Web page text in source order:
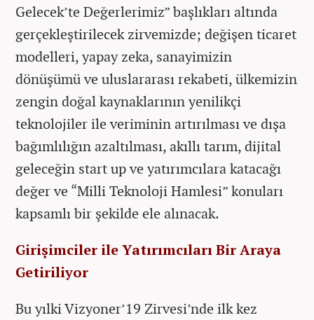
Gelecek’te Değerlerimiz” başlıkları altında
gerçekleştirilecek zirvemizde; değişen ticaret
modelleri, yapay zeka, sanayimizin
dönüşümü ve uluslararası rekabeti, ülkemizin
zengin doğal kaynaklarının yenilikçi
teknolojiler ile veriminin artırılması ve dışa
bağımlılığın azaltılması, akıllı tarım, dijital
geleceğin start up ve yatırımcılara katacağı
değer ve “Milli Teknoloji Hamlesi” konuları
kapsamlı bir şekilde ele alınacak.
Girişimciler ile Yatırımcıları Bir Araya
Getiriliyor
Bu yılki Vizyoner’19 Zirvesi’nde ilk kez